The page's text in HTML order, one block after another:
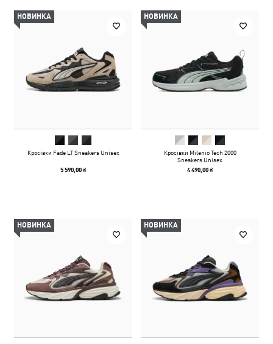
НОВИНКА
Кросівки Fade LT Sneakers Unisex
5 590,00 ₴
НОВИНКА
Кросівки Milenio Tech 2000
Sneakers Unisex
4 490,00 ₴
НОВИНКА НОВИНКА